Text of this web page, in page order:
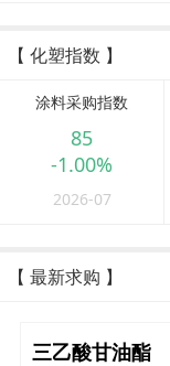
【 化塑指数 】
涂料采购指数
85
-1.00%
2026-07
【 最新求购 】
三乙酸甘油酯